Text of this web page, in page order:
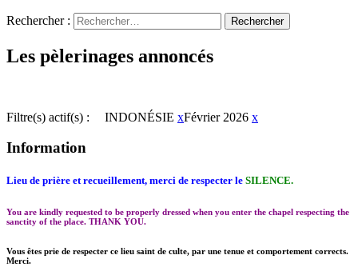
Rechercher :
Les pèlerinages annoncés
Filtre(s) actif(s) : INDONÉSIE xFévrier 2026 x
Information
Lieu de prière et recueillement, merci de respecter le SILENCE.
You are kindly requested to be properly dressed when you enter the chapel respecting the
sanctity of the place. THANK YOU.
Vous êtes prie de respecter ce lieu saint de culte, par une tenue et comportement corrects.
Merci.